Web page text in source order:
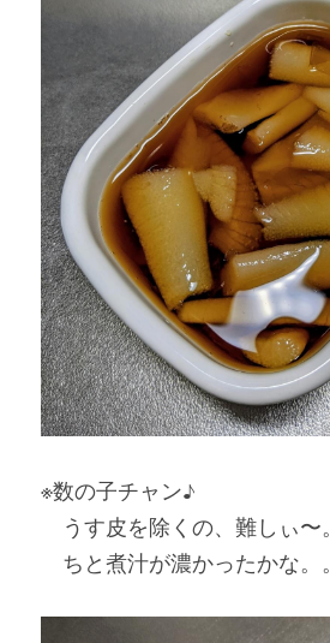
※数の子チャン♪
うす皮を除くの、難しぃ〜。
ちと煮汁が濃かったかな。。